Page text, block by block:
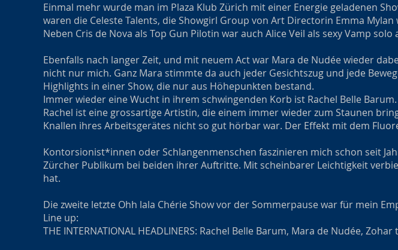
Einmal mehr wurde man im Plaza Klub Zürich mit einer Energie geladenen
waren die Celeste Talents, die Showgirl Group von Art Directorin Emma Mylan
Neben Cris de Nova als Top Gun Pilotin war auch Alice Veil als sexy Vamp
Ebenfalls nach langer Zeit, und mit neuem Act war Mara de Nudée wieder
nicht nur mich. Ganz Mara stimmte da auch jeder Gesichtszug und jede
Highlights in einer Show, die nur aus Höhepunkten bestand.
Immer wieder eine Wucht in ihrem schwingenden Korb ist Rachel Belle
Rachel ist eine grossartige Artistin, die einem immer wieder zum Staunen
Knallen ihres Arbeitsgerätes nicht so gut hörbar war. Der Effekt mit dem
Kontorsionist*innen oder Schlangenmenschen faszinieren mich schon seit
Zürcher Publikum bei beiden ihrer Auftritte. Mit scheinbarer Leichtigkeit
hat.
Die zweite letzte Ohh lala Chérie Show vor der Sommerpause war für mein
Line up:
THE INTERNATIONAL HEADLINERS: Rachel Belle Barum, Mara de Nudée,